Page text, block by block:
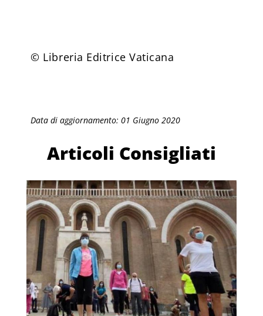
©️ Libreria Editrice Vaticana
Data di aggiornamento: 01 Giugno 2020
Articoli Consigliati